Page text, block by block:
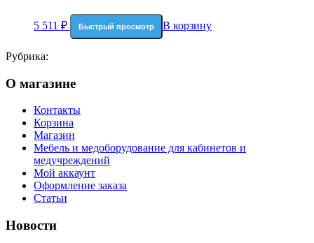
5 511 ₽ Быстрый просмотр В корзину
Рубрика:
О магазине
Контакты
Корзина
Магазин
Мебель и медоборудование для кабинетов и
медучреждений
Мой аккаунт
Оформление заказа
Статьи
Новости